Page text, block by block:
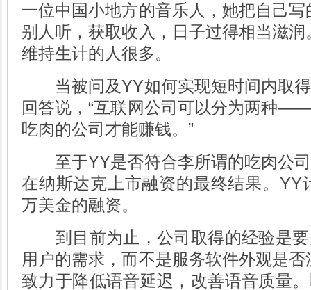
一位中国小地方的音乐人，她把自己
别人听，获取收入，日子过得相当滋
维持生计的人很多。
当被问及YY如何实现短时间内取得
回答说，“互联网公司可以分为两种
吃肉的公司才能赚钱。”
至于YY是否符合李所谓的吃肉公司
在纳斯达克上市融资的最终结果。YY
万美金的融资。
到目前为止，公司取得的经验是要
用户的需求，而不是服务软件外观是
致力于降低语音延迟，改善语音质量